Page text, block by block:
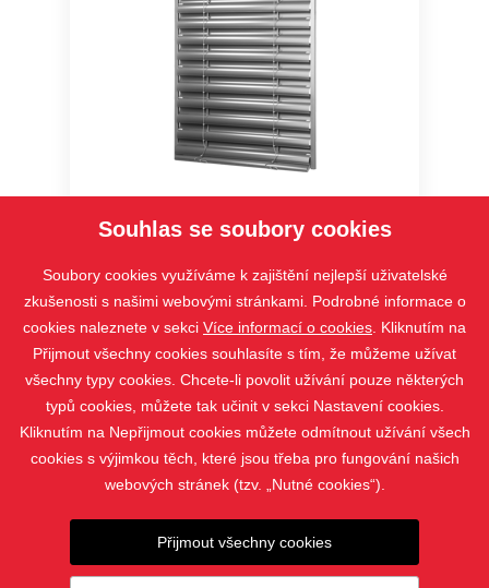
PRODUKTY
Souhlas se soubory cookies
Soubory cookies využíváme k zajištění nejlepší uživatelské
zkušenosti s našimi webovými stránkami. Podrobné informace o
cookies naleznete v sekci Více informací o cookies . Kliknutím na
Přijmout všechny cookies souhlasíte s tím, že můžeme užívat
všechny typy cookies. Chcete-li povolit užívání pouze některých
typů cookies, můžete tak učinit v sekci Nastavení cookies.
Kliknutím na Nepřijmout cookies můžete odmítnout užívání všech
cookies s výjimkou těch, které jsou třeba pro fungování našich
webových stránek (tzv. „Nutné cookies“).
Přijmout všechny cookies